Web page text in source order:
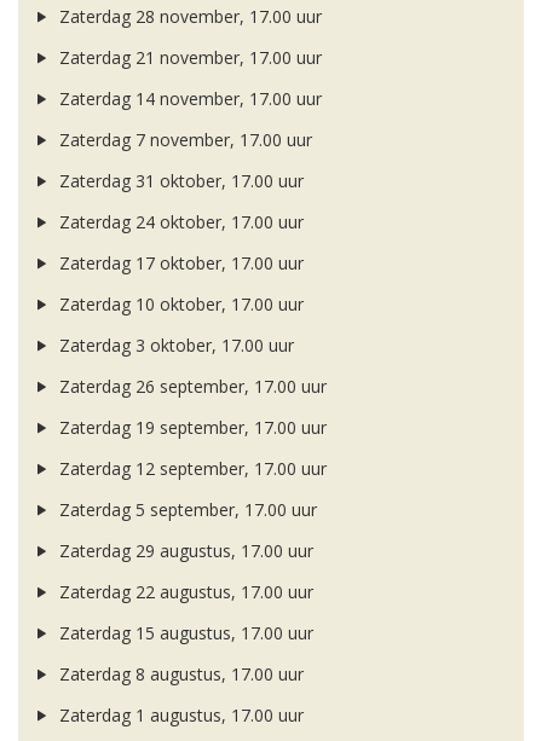
Zaterdag 28 november, 17.00 uur
Zaterdag 21 november, 17.00 uur
Zaterdag 14 november, 17.00 uur
Zaterdag 7 november, 17.00 uur
Zaterdag 31 oktober, 17.00 uur
Zaterdag 24 oktober, 17.00 uur
Zaterdag 17 oktober, 17.00 uur
Zaterdag 10 oktober, 17.00 uur
Zaterdag 3 oktober, 17.00 uur
Zaterdag 26 september, 17.00 uur
Zaterdag 19 september, 17.00 uur
Zaterdag 12 september, 17.00 uur
Zaterdag 5 september, 17.00 uur
Zaterdag 29 augustus, 17.00 uur
Zaterdag 22 augustus, 17.00 uur
Zaterdag 15 augustus, 17.00 uur
Zaterdag 8 augustus, 17.00 uur
Zaterdag 1 augustus, 17.00 uur